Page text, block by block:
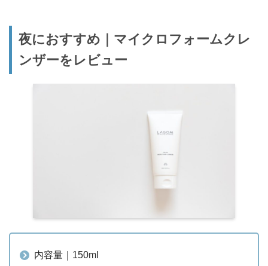
夜におすすめ｜マイクロフォームクレ
ンザーをレビュー
内容量｜150ml